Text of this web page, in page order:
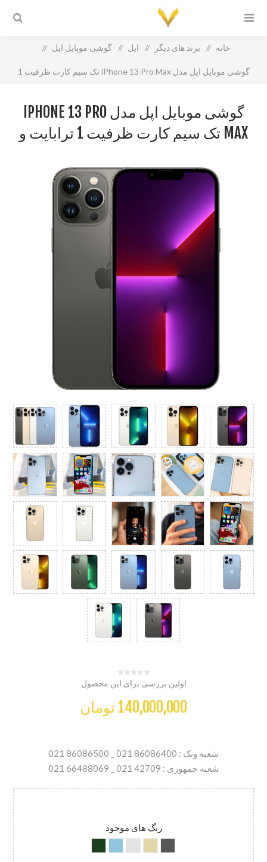
خانه / برند های دیگر / اپل / گوشی موبایل اپل /
گوشی موبایل اپل مدل iPhone 13 Pro Max تک سیم‌ کارت ظرفیت 1
گوشی موبایل اپل مدل IPHONE 13 PRO
MAX تک سیم‌ کارت ظرفیت 1 ترابایت و
اولین بررسی برای این محصول
140,000,000 تومان
شعبه ونک : 86086400 021 _ 86086500 021
شعبه جمهوری : 42709 021 _ 66488069 021
رنگ های موجود